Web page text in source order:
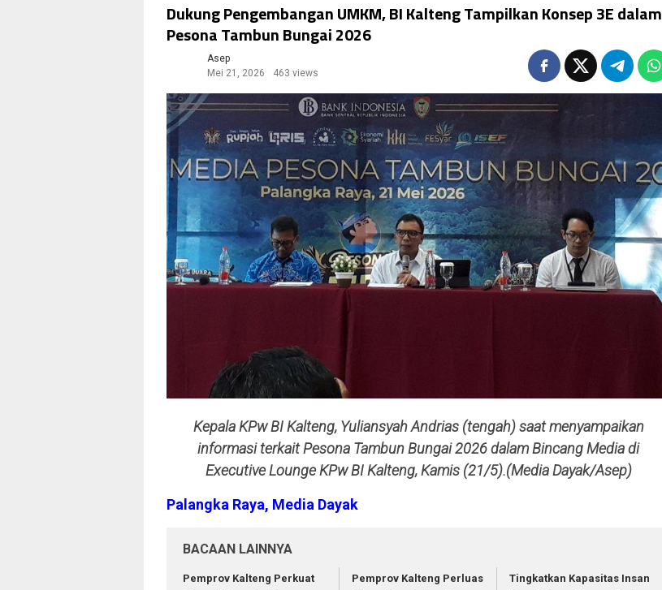
Dukung Pengembangan UMKM, BI Kalteng Tampilkan Konsep 3E dalam
Pesona Tambun Bungai 2026
Asep
Mei 21, 2026
463 views
Kepala KPw BI Kalteng, Yuliansyah Andrias (tengah) saat menyampaikan
informasi terkait Pesona Tambun Bungai 2026 dalam Bincang Media di
Executive Lounge KPw BI Kalteng, Kamis (21/5).(Media Dayak/Asep)
Palangka Raya, Media Dayak
BACAAN LAINNYA
Pemprov Kalteng Perkuat
Pemprov Kalteng Perluas
Tingkatkan Kapasitas Insan